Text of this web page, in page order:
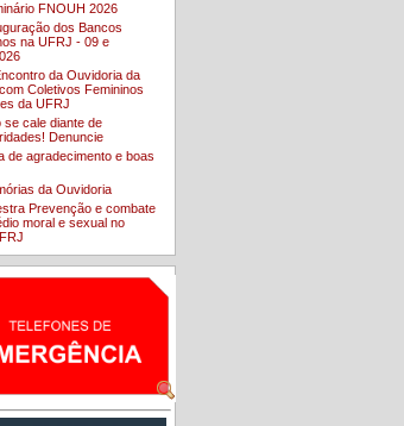
FNOUH 2026
dos Bancos
na UFRJ - 09 e
da Ouvidoria da
Coletivos Femininos
da UFRJ
se cale diante de
Denuncie
de agradecimento e boas
da Ouvidoria
Prevenção e combate
moral e sexual no